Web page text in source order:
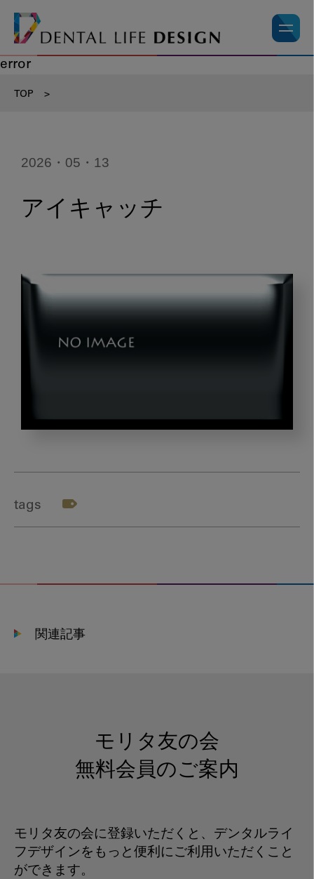
error
TOP >
2026・05・13
アイキャッチ
キ
ッ
チ
tags
関連記事
モリタ友の会
無料会員のご案内
モリタ友の会に登録いただくと、デンタルライ
フデザインをもっと便利にご利用いただくこと
ができます。